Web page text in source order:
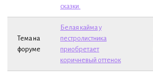
сказки.
Тема на
форуме
Белая кайма у
пестролистника
приобретает
коричневый оттенок